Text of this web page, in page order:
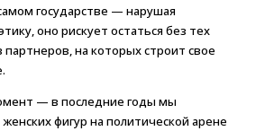
государстве — нарушая
оно рискует остаться без тех
партнеров, на которых строит свое
— в последние годы мы
фигур на политической арене